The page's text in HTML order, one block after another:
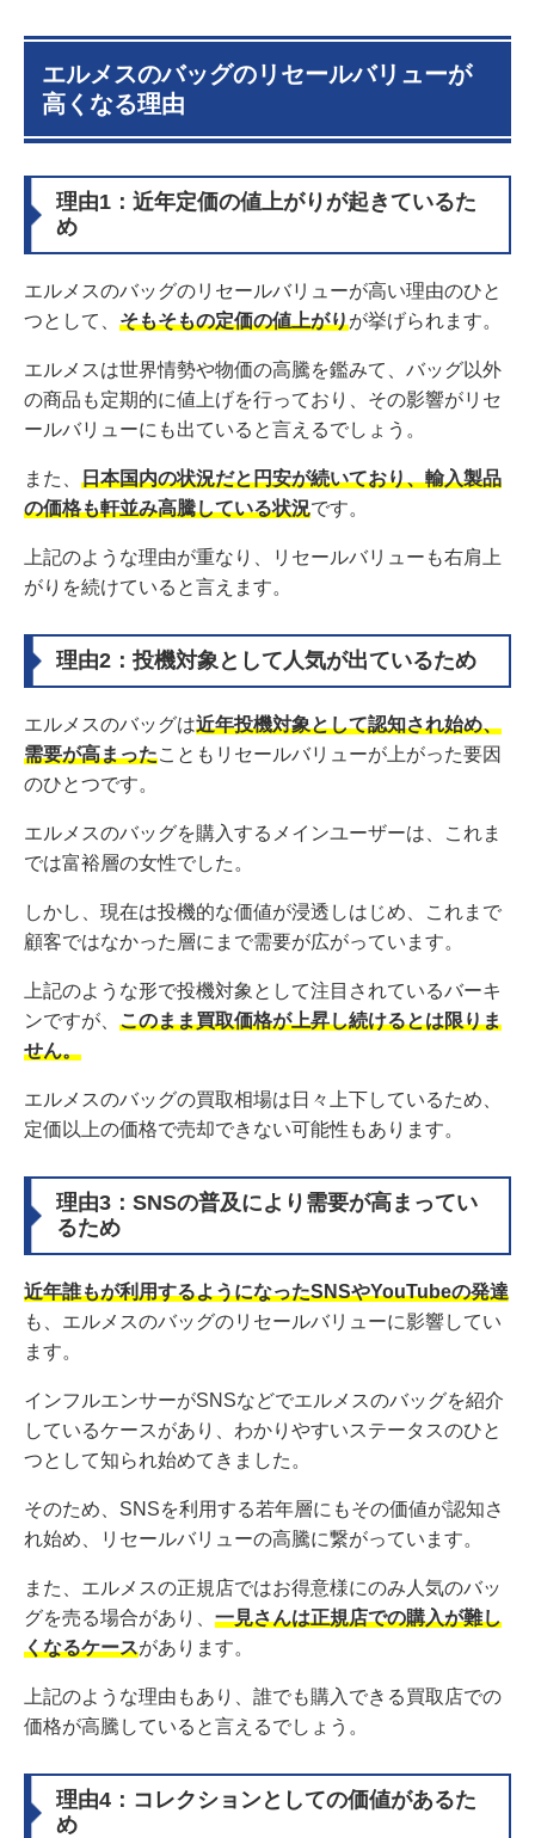
エルメスのバッグのリセールバリューが
高くなる理由
理由1：近年定価の値上がりが起きているた
め
エルメスのバッグのリセールバリューが高い理由のひと
つとして、 そもそもの定価の値上がりが挙げられます。
エルメスは世界情勢や物価の高騰を鑑みて、バッグ以外
の商品も定期的に値上げを行っており、その影響がリセ
ールバリューにも出ていると言えるでしょう。
また、 日本国内の状況だと円安が続いており、輸入製品
の価格も軒並み高騰している状況です。
上記のような理由が重なり、リセールバリューも右肩上
がりを続けていると言えます。
理由2：投機対象として人気が出ているため
エルメスのバッグは近年投機対象として認知され始め、
需要が高まったこともリセールバリューが上がった要因
のひとつです。
エルメスのバッグを購入するメインユーザーは、これま
では富裕層の女性でした。
しかし、現在は投機的な価値が浸透しはじめ、これまで
顧客ではなかった層にまで需要が広がっています。
上記のような形で投機対象として注目されているバーキ
ンですが、 このまま買取価格が上昇し続けるとは限りま
せん。
エルメスのバッグの買取相場は日々上下しているため、
定価以上の価格で売却できない可能性もあります。
理由3：SNSの普及により需要が高まってい
るため
近年誰もが利用するようになったSNSやYouTubeの発達
も、エルメスのバッグのリセールバリューに影響してい
ます。
インフルエンサーがSNSなどでエルメスのバッグを紹介
しているケースがあり、わかりやすいステータスのひと
つとして知られ始めてきました。
そのため、SNSを利用する若年層にもその価値が認知さ
れ始め、リセールバリューの高騰に繋がっています。
また、エルメスの正規店ではお得意様にのみ人気のバッ
グを売る場合があり、 一見さんは正規店での購入が難し
くなるケースがあります。
上記のような理由もあり、誰でも購入できる買取店での
価格が高騰していると言えるでしょう。
理由4：コレクションとしての価値があるた
め